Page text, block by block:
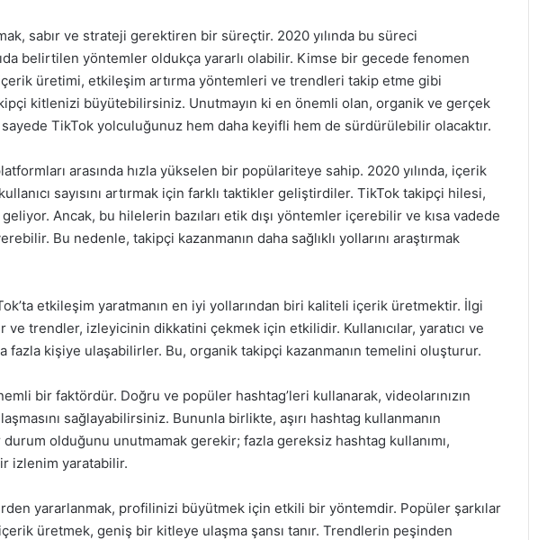
sabır ve strateji gerektiren bir süreçtir. 2020 yılında bu süreci
belirtilen yöntemler oldukça yararlı olabilir. Kimse bir gecede fenomen
üretimi, etkileşim artırma yöntemleri ve trendleri takip etme gibi
kitlenizi büyütebilirsiniz. Unutmayın ki en önemli olan, organik ve gerçek
TikTok yolculuğunuz hem daha keyifli hem de sürdürülebilir olacaktır.
arasında hızla yükselen bir popülariteye sahip. 2020 yılında, içerik
sayısını artırmak için farklı taktikler geliştirdiler. TikTok takipçi hilesi,
Ancak, bu hilelerin bazıları etik dışı yöntemler içerebilir ve kısa vadede
Bu nedenle, takipçi kazanmanın daha sağlıklı yollarını araştırmak
etkileşim yaratmanın en iyi yollarından biri kaliteli içerik üretmektir. İlgi
trendler, izleyicinin dikkatini çekmek için etkilidir. Kullanıcılar, yaratıcı ve
fazla kişiye ulaşabilirler. Bu, organik takipçi kazanmanın temelini oluşturur.
bir faktördür. Doğru ve popüler hashtag’leri kullanarak, videolarınızın
sağlayabilirsiniz. Bununla birlikte, aşırı hashtag kullanmanın
durum olduğunu unutmamak gerekir; fazla gereksiz hashtag kullanımı,
izlenim yaratabilir.
yararlanmak, profilinizi büyütmek için etkili bir yöntemdir. Popüler şarkılar
üretmek, geniş bir kitleye ulaşma şansı tanır. Trendlerin peşinden